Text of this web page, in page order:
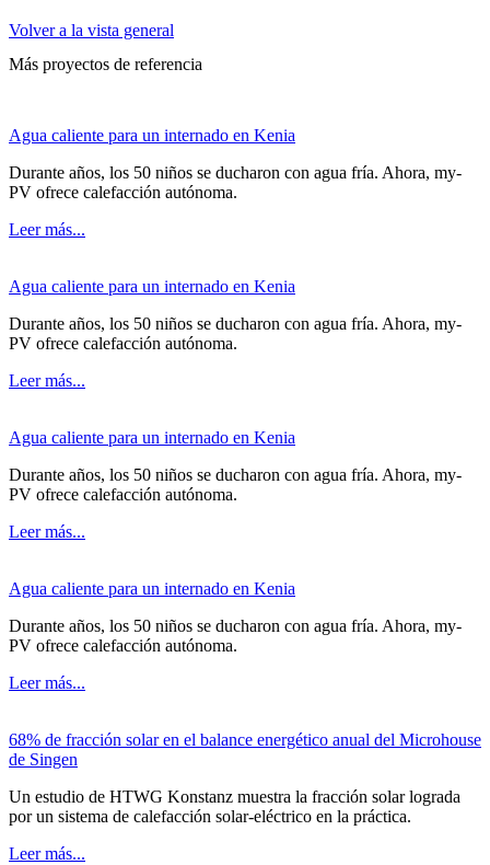
Volver a la vista general
Más proyectos de referencia
Agua caliente para un internado en Kenia
Durante años, los 50 niños se ducharon con agua fría. Ahora, my-
PV ofrece calefacción autónoma.
Leer más...
Agua caliente para un internado en Kenia
Durante años, los 50 niños se ducharon con agua fría. Ahora, my-
PV ofrece calefacción autónoma.
Leer más...
Agua caliente para un internado en Kenia
Durante años, los 50 niños se ducharon con agua fría. Ahora, my-
PV ofrece calefacción autónoma.
Leer más...
Agua caliente para un internado en Kenia
Durante años, los 50 niños se ducharon con agua fría. Ahora, my-
PV ofrece calefacción autónoma.
Leer más...
68% de fracción solar en el balance energético anual del Microhouse
de Singen
Un estudio de HTWG Konstanz muestra la fracción solar lograda
por un sistema de calefacción solar-eléctrico en la práctica.
Leer más...